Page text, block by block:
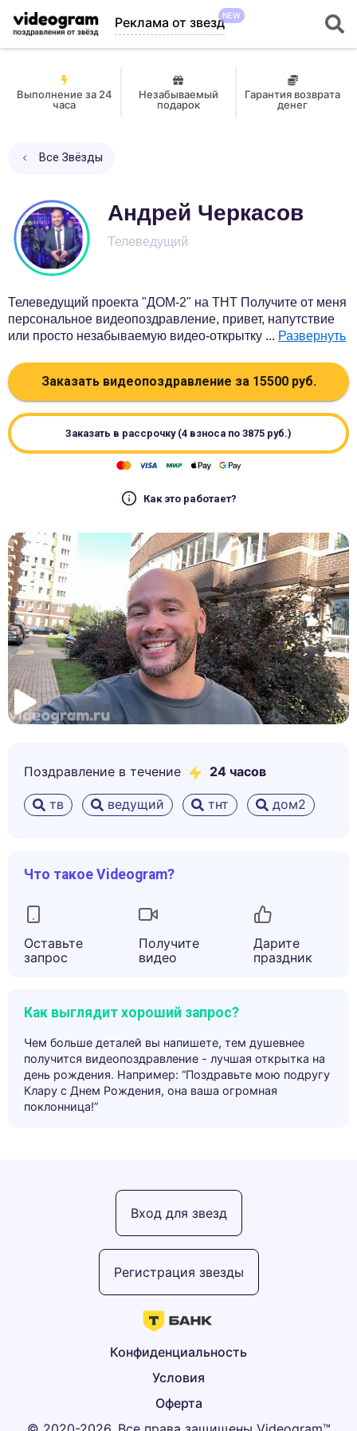
Реклама от звездNEW
Выполнение за 24
часа
Незабываемый
подарок
Гарантия возврата
денег
Все Звёзды
Андрей Черкасов
Телеведущий
Телеведущий проекта "ДОМ-2" на ТНТ Получите от меня
персональное видеопоздравление, привет, напутствие
или просто незабываемую видео-открытку ... Развернуть
Заказать видеопоздравление за 15500руб.
Заказать в рассрочку (4 взноса по 3875 руб.)
Как это работает?
Поздравление в течение 24 часов
тв ведущий тнт дом2
Что такое Videogram?
Оставьте
запрос
Получите
видео
Дарите
праздник
Как выглядит хороший запрос?
Чем больше деталей вы напишете, тем душевнее
получится видеопоздравление - лучшая открытка на
день рождения. Например: “Поздравьте мою подругу
Клару с Днем Рождения, она ваша огромная
поклонница!”
Оферта
Условия
Конфиденциальность
Регистрация звезды
Вход для звезд